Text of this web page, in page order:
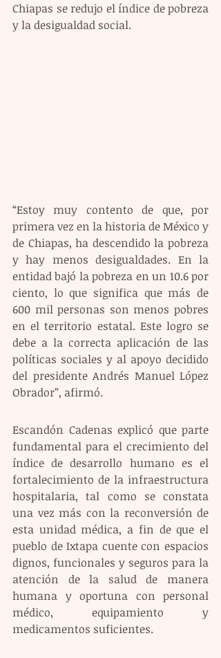
Chiapas se redujo el índice de pobreza
y la desigualdad social.
“Estoy muy contento de que, por
primera vez en la historia de México y
de Chiapas, ha descendido la pobreza
y hay menos desigualdades. En la
entidad bajó la pobreza en un 10.6 por
ciento, lo que significa que más de
600 mil personas son menos pobres
en el territorio estatal. Este logro se
debe a la correcta aplicación de las
políticas sociales y al apoyo decidido
del presidente Andrés Manuel López
Obrador”, afirmó.
Escandón Cadenas explicó que parte
fundamental para el crecimiento del
índice de desarrollo humano es el
fortalecimiento de la infraestructura
hospitalaria, tal como se constata
una vez más con la reconversión de
esta unidad médica, a fin de que el
pueblo de Ixtapa cuente con espacios
dignos, funcionales y seguros para la
atención de la salud de manera
humana y oportuna con personal
médico, equipamiento y
medicamentos suficientes.